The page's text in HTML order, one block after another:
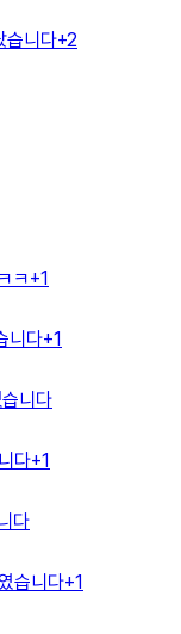
습니다+2
ㅋ+1
니다+1
니다
다+1
다
습니다+1